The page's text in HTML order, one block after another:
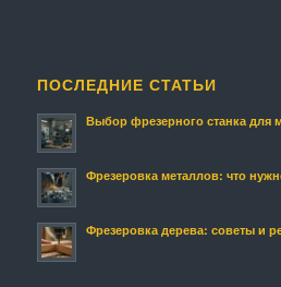
ПОСЛЕДНИЕ СТАТЬИ
Выбор фрезерного станка для
Фрезеровка металлов: что
Фрезеровка дерева: советы и